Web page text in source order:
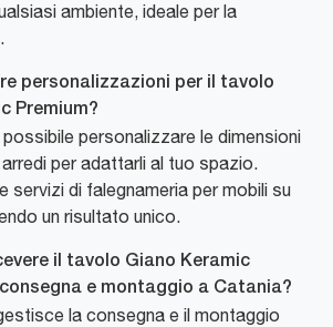
ambiente, ideale per la
personalizzazioni per il tavolo
Premium?
personalizzare le dimensioni
per adattarli al tuo spazio.
servizi di falegnameria per mobili su
un risultato unico.
il tavolo Giano Keramic
e montaggio a Catania?
la consegna e il montaggio